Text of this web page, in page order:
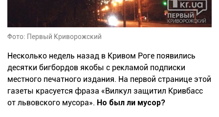
Фото: Первый Криворожский
Несколько недель назад в Кривом Роге появились
десятки бигбордов якобы с рекламой подписки
местного печатного издания. На первой странице этой
газеты красуется фраза «Вилкул защитил Кривбасс
от львовского мусора». Но был ли мусор?